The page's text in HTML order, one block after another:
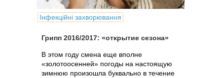
Інфекційні захворювання
Грипп 2016/2017: «открытие сезона»
В этом году смена еще вполне
«золотоосенней» погоды на настоящую
зимнюю произошла буквально в течение